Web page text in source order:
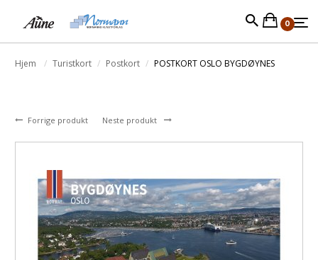
0
Hjem Turistkort Postkort POSTKORT OSLO BYGDØYNES
Forrige produkt Neste produkt